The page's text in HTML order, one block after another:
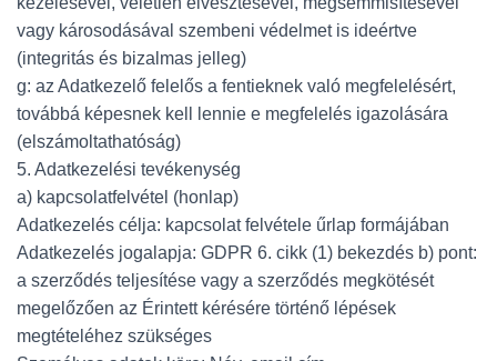
vagy károsodásával szembeni védelmet is ideértve
(integritás és bizalmas jelleg)
g: az Adatkezelő felelős a fentieknek való megfelelésért,
továbbá képesnek kell lennie e megfelelés igazolására
(elszámoltathatóság)
5. Adatkezelési tevékenység
a) kapcsolatfelvétel (honlap)
Adatkezelés célja: kapcsolat felvétele űrlap formájában
Adatkezelés jogalapja: GDPR 6. cikk (1) bekezdés b) pont:
a szerződés teljesítése vagy a szerződés megkötését
megelőzően az Érintett kérésére történő lépések
megtételéhez szükséges